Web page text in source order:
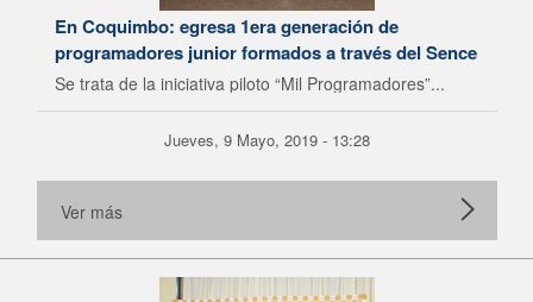
En Coquimbo: egresa 1era generación de
programadores junior formados a través del Sence
Se trata de la iniciativa piloto “Mil Programadores”...
Jueves, 9 Mayo, 2019 - 13:28
Ver más